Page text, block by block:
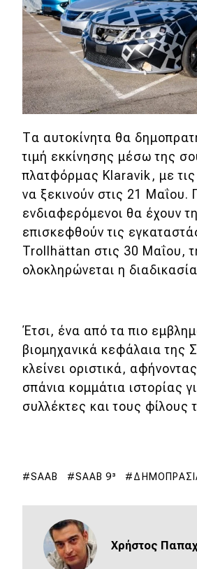
Τα αυτοκίνητα θα
τιμή εκκίνησης μέσω της
πλατφόρμας Klaravik, με τις
να ξεκινούν στις 21 Μαΐου.
ενδιαφερόμενοι θα έχουν
επισκεφθούν τις
Trollhättan στις 30 Μαΐου,
ολοκληρώνεται η
Έτσι, ένα από τα πιο
βιομηχανικά κεφάλαια της
κλείνει οριστικά,
σπάνια κομμάτια ιστορίας
συλλέκτες και τους φίλους
SAAB SAAB 9³
Χρήστος